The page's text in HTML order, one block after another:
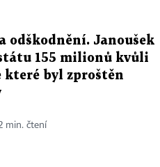
odškodnění. Janoušek
155 milionů kvůli
které byl zproštěn
min. čtení